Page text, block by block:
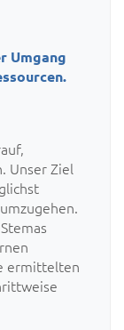
Umgang
Unser Ziel
ermittelten